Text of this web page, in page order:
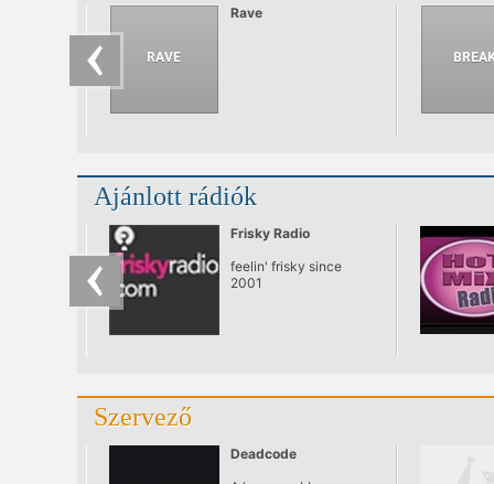
Rave
Ajánlott rádiók
Frisky Radio
feelin' frisky since
2001
Szervező
Deadcode